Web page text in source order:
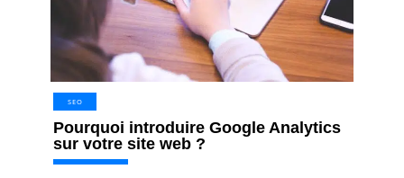
SEO
Pourquoi introduire Google Analytics
sur votre site web ?